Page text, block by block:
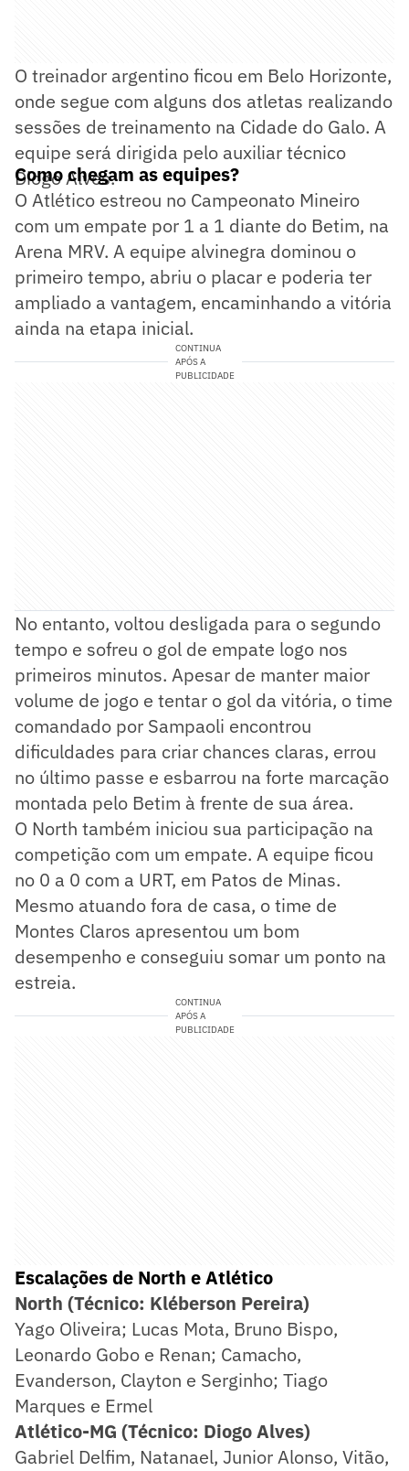
O treinador argentino ficou em Belo Horizonte,
onde segue com alguns dos atletas realizando
sessões de treinamento na Cidade do Galo. A
equipe será dirigida pelo auxiliar técnico
Diogo Alves.
Como chegam as equipes?
O Atlético estreou no Campeonato Mineiro
com um empate por 1 a 1 diante do Betim, na
Arena MRV. A equipe alvinegra dominou o
primeiro tempo, abriu o placar e poderia ter
ampliado a vantagem, encaminhando a vitória
ainda na etapa inicial.
CONTINUA
APÓS A
PUBLICIDADE
No entanto, voltou desligada para o segundo
tempo e sofreu o gol de empate logo nos
primeiros minutos. Apesar de manter maior
volume de jogo e tentar o gol da vitória, o time
comandado por Sampaoli encontrou
dificuldades para criar chances claras, errou
no último passe e esbarrou na forte marcação
montada pelo Betim à frente de sua área.
O North também iniciou sua participação na
competição com um empate. A equipe ficou
no 0 a 0 com a URT, em Patos de Minas.
Mesmo atuando fora de casa, o time de
Montes Claros apresentou um bom
desempenho e conseguiu somar um ponto na
estreia.
CONTINUA
APÓS A
PUBLICIDADE
Escalações de North e Atlético
North (Técnico: Kléberson Pereira)
Yago Oliveira; Lucas Mota, Bruno Bispo,
Leonardo Gobo e Renan; Camacho,
Evanderson, Clayton e Serginho; Tiago
Marques e Ermel
Atlético-MG (Técnico: Diogo Alves)
Gabriel Delfim, Natanael, Junior Alonso, Vitão,